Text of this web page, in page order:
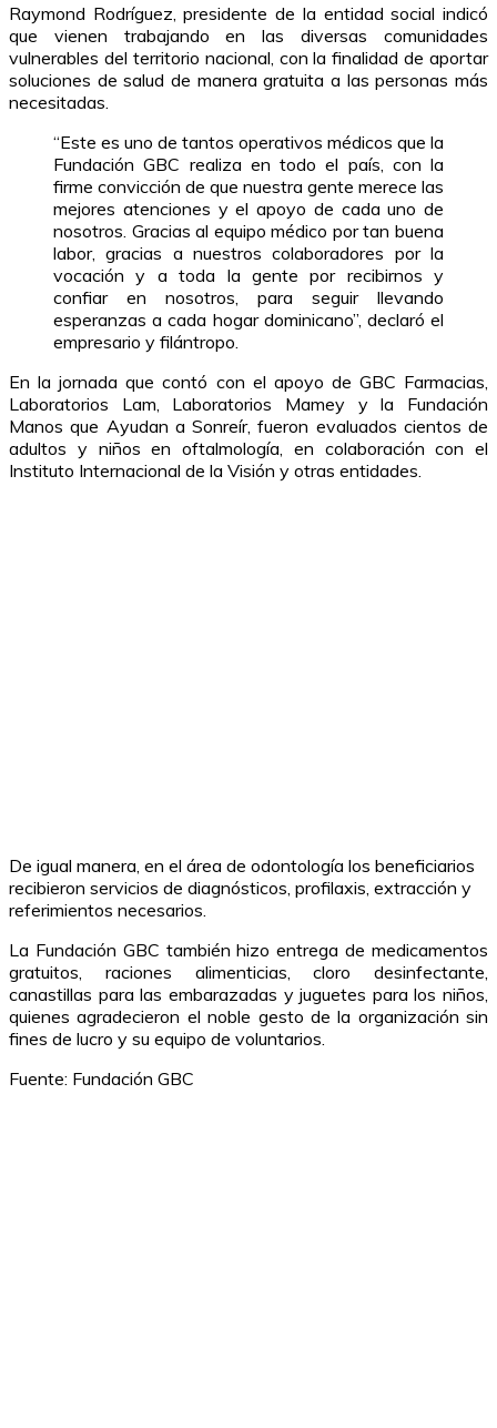
Raymond Rodríguez, presidente de la entidad social indicó
que vienen trabajando en las diversas comunidades
vulnerables del territorio nacional, con la finalidad de aportar
soluciones de salud de manera gratuita a las personas más
necesitadas.
“Este es uno de tantos operativos médicos que la
Fundación GBC realiza en todo el país, con la
firme convicción de que nuestra gente merece las
mejores atenciones y el apoyo de cada uno de
nosotros. Gracias al equipo médico por tan buena
labor, gracias a nuestros colaboradores por la
vocación y a toda la gente por recibirnos y
confiar en nosotros, para seguir llevando
esperanzas a cada hogar dominicano”, declaró el
empresario y filántropo.
En la jornada que contó con el apoyo de GBC Farmacias,
Laboratorios Lam, Laboratorios Mamey y la Fundación
Manos que Ayudan a Sonreír, fueron evaluados cientos de
adultos y niños en oftalmología, en colaboración con el
Instituto Internacional de la Visión y otras entidades.
De igual manera, en el área de odontología los beneficiarios
recibieron servicios de diagnósticos, profilaxis, extracción y
referimientos necesarios.
La Fundación GBC también hizo entrega de medicamentos
gratuitos, raciones alimenticias, cloro desinfectante,
canastillas para las embarazadas y juguetes para los niños,
quienes agradecieron el noble gesto de la organización sin
fines de lucro y su equipo de voluntarios.
Fuente: Fundación GBC